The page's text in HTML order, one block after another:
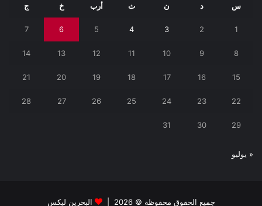
س د ن ث أرب خ ج
1
2
3
4
5
6
7
8
9
10
11
12
13
14
15
16
17
18
19
20
21
22
23
24
25
26
27
28
29
30
31
« يوليو
جميع الحقوق محفوظة © 2026 | البحرين ليكس